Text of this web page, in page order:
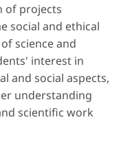
of projects
social and ethical
science and
interest in
and social aspects,
understanding
scientific work